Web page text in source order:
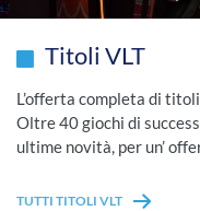
Titoli VLT
L’offerta completa di
Oltre 40 giochi di
ultime novità, per un’
TUTTI TITOLI VLT